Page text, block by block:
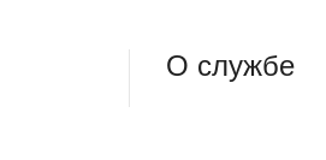
О службе